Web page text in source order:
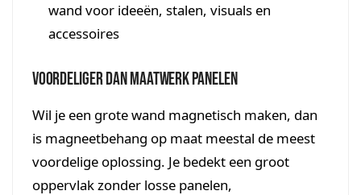
wand voor ideeën, stalen, visuals en
accessoires
Voordeliger dan maatwerk panelen
Wil je een grote wand magnetisch maken, dan
is magneetbehang op maat meestal de meest
voordelige oplossing. Je bedekt een groot
oppervlak zonder losse panelen,